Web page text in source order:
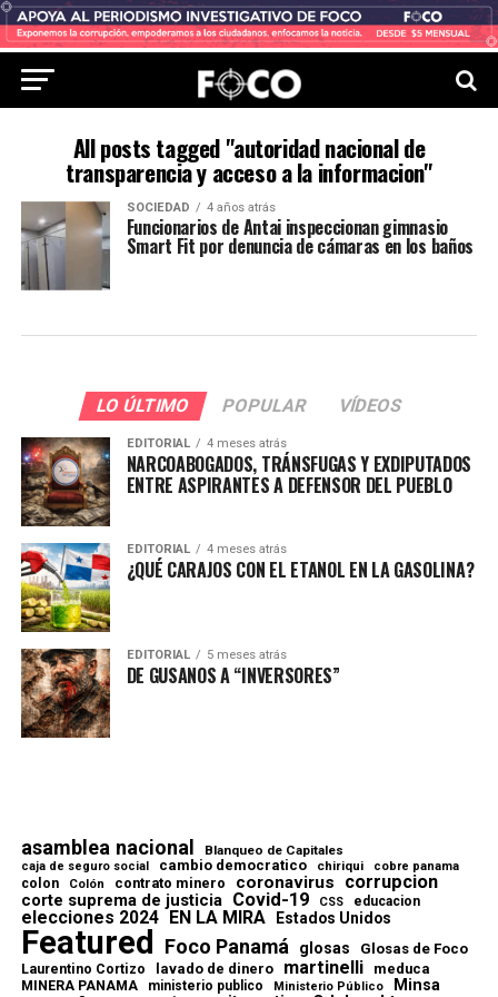
All posts tagged "autoridad nacional de
transparencia y acceso a la informacion"
SOCIEDAD 4 años atrás
Funcionarios de Antai inspeccionan gimnasio
Smart Fit por denuncia de cámaras en los baños
LO ÚLTIMO POPULAR VÍDEOS
EDITORIAL 4 meses atrás
NARCOABOGADOS, TRÁNSFUGAS Y EXDIPUTADOS
ENTRE ASPIRANTES A DEFENSOR DEL PUEBLO
EDITORIAL 4 meses atrás
¿QUÉ CARAJOS CON EL ETANOL EN LA GASOLINA?
EDITORIAL 5 meses atrás
DE GUSANOS A “INVERSORES”
asamblea nacional Blanqueo de Capitales
caja de seguro social cambio democratico chiriqui cobre panama
colon Colón contrato minero coronavirus corrupcion
corte suprema de justicia Covid-19 CSS educacion
elecciones 2024 EN LA MIRA Estados Unidos
Featured Foco Panamá glosas Glosas de Foco
Laurentino Cortizo lavado de dinero martinelli meduca
MINERA PANAMA ministerio publico Ministerio Público Minsa